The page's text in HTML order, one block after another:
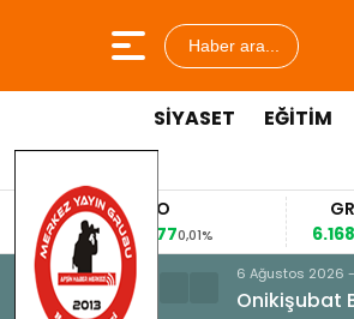
Haber ara...
SİYASET EĞİTİM
EURO
53,8477
0,01%
GRAM
6.168,06
0,22%
6 Ağustos 2026 -
Onikişubat